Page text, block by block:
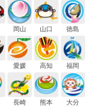
岡山 山口 徳島
愛媛 高知 福岡
長崎 熊本 大分